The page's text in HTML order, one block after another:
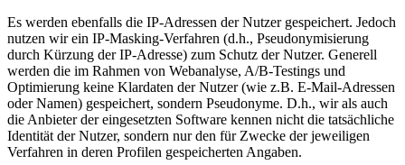
Es werden ebenfalls die IP-Adressen der Nutzer gespeichert. Jedoch
nutzen wir ein IP-Masking-Verfahren (d.h., Pseudonymisierung
durch Kürzung der IP-Adresse) zum Schutz der Nutzer. Generell
werden die im Rahmen von Webanalyse, A/B-Testings und
Optimierung keine Klardaten der Nutzer (wie z.B. E-Mail-Adressen
oder Namen) gespeichert, sondern Pseudonyme. D.h., wir als auch
die Anbieter der eingesetzten Software kennen nicht die tatsächliche
Identität der Nutzer, sondern nur den für Zwecke der jeweiligen
Verfahren in deren Profilen gespeicherten Angaben.